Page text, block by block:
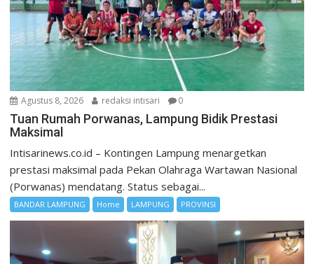
Agustus 8, 2026 redaksi intisari 0
Tuan Rumah Porwanas, Lampung Bidik Prestasi
Maksimal
Intisarinews.co.id – Kontingen Lampung menargetkan
prestasi maksimal pada Pekan Olahraga Wartawan Nasional
(Porwanas) mendatang. Status sebagai...
BANDAR LAMPUNG Home LAMPUNG PROVINSI